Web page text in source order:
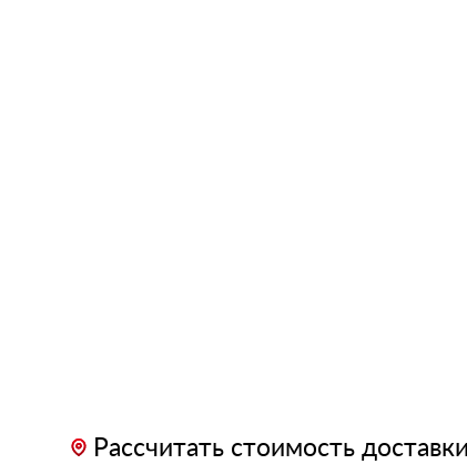
Рассчитать стоимость